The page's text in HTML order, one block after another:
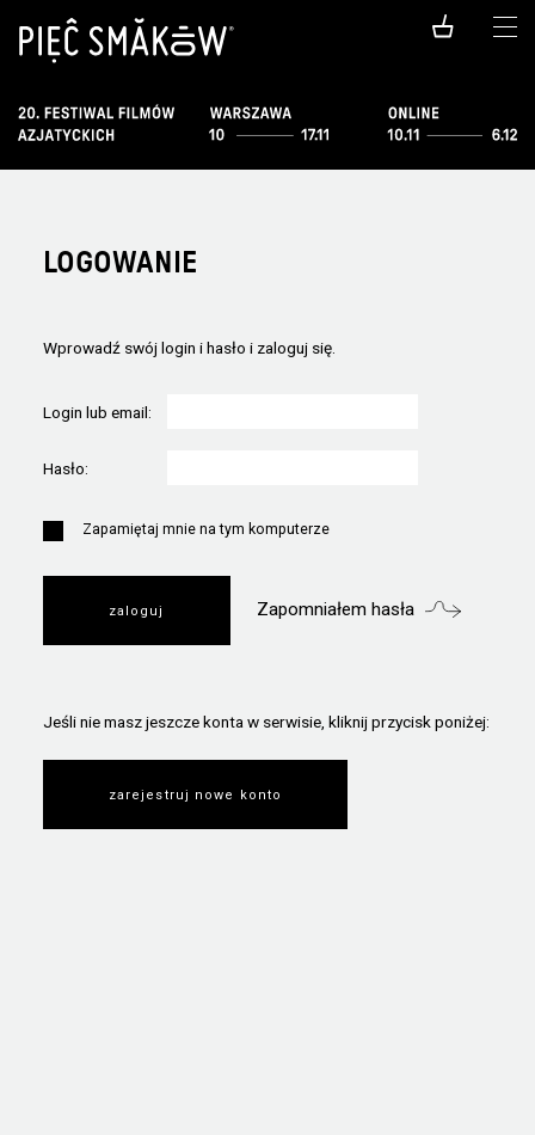
LOGOWANIE
Wprowadź swój login i hasło i zaloguj się.
Login lub email:
Hasło:
Zapamiętaj mnie na tym komputerze
Zapomniałem hasła
Jeśli nie masz jeszcze konta w serwisie, kliknij przycisk poniżej:
zarejestruj nowe konto